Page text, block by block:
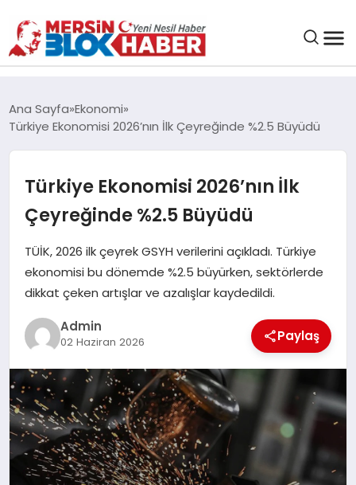
SAĞLIK
ASAYIŞ
EĞITIM
EKONOMI
SANAT
POLITIKA
YAŞAM
SPOR
Ana Sayfa Ekonomi
Türkiye Ekonomisi 2026’nın İlk Çeyreğinde %2.5 Büyüdü
Türkiye Ekonomisi 2026’nın İlk
Çeyreğinde %2.5 Büyüdü
TÜİK, 2026 ilk çeyrek GSYH verilerini açıkladı. Türkiye
ekonomisi bu dönemde %2.5 büyürken, sektörlerde
dikkat çeken artışlar ve azalışlar kaydedildi.
Admin
02 Haziran 2026 Paylaş